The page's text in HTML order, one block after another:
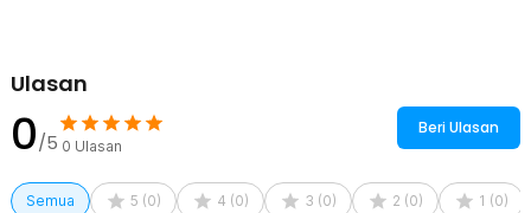
Cover - XY360
Ulasan
0/5 0 Ulasan
Beri Ulasan
Semua 5 (0) 4 (0) 3 (0) 2 (0) 1 (0)